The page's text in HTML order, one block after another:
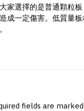
家選擇的是普通顆粒
成一定傷害。低質量
fields are marked